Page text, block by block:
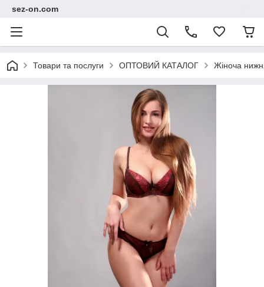
sez-on.com
Товари та послуги ОПТОВИЙ КАТАЛОГ Жіноча